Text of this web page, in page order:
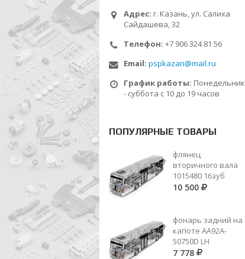
Адрес: г. Казань, ул. Салиха
Сайдашева, 32
Телефон: +7 906 324 81 56
Email: pspkazan@mail.ru
График работы: Понедельник
- суббота с 10 до 19 часов
ПОПУЛЯРНЫЕ ТОВАРЫ
флянец
вторичного вала
1015480 16зуб
10 500
фонарь задний на
капоте AA92A-
50750D LH
7 778